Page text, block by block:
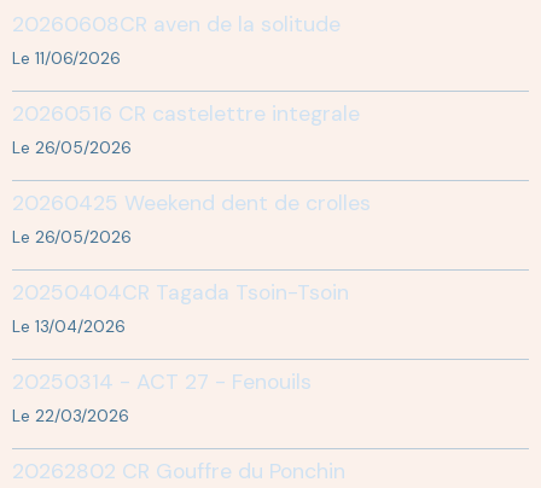
20260608CR aven de la solitude
Le 11/06/2026
20260516 CR castelettre integrale
Le 26/05/2026
20260425 Weekend dent de crolles
Le 26/05/2026
20250404CR Tagada Tsoin-Tsoin
Le 13/04/2026
20250314 - ACT 27 - Fenouils
Le 22/03/2026
20262802 CR Gouffre du Ponchin